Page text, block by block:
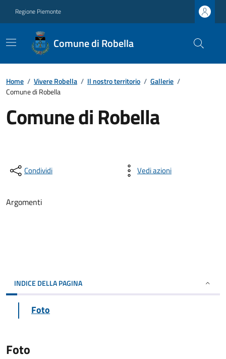
Regione Piemonte
Comune di Robella
Home / Vivere Robella / Il nostro territorio / Gallerie /
Comune di Robella
Comune di Robella
Condividi Vedi azioni
Argomenti
INDICE DELLA PAGINA
Foto
Foto